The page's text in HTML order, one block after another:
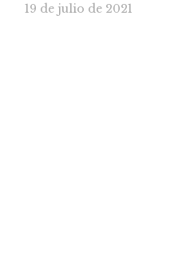
19 de julio de 2021